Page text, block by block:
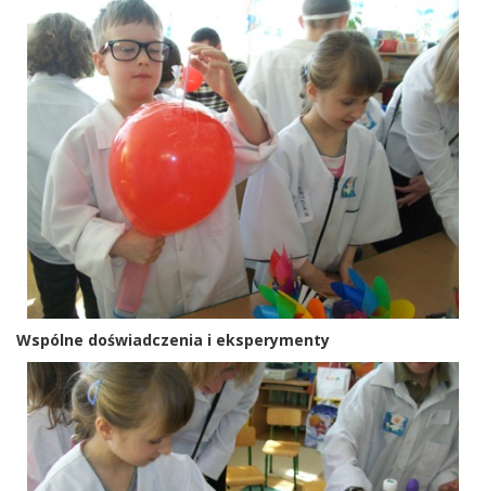
Wspólne doświadczenia i eksperymenty